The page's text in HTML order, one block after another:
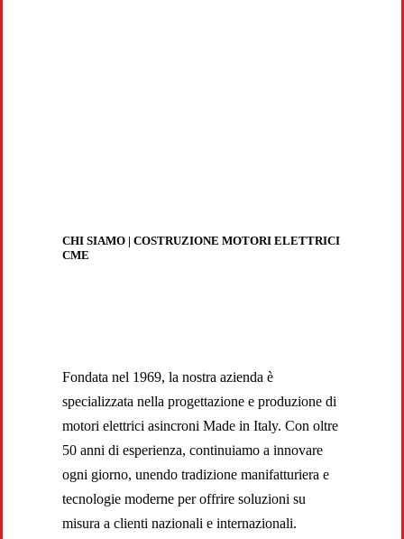
CHI SIAMO | COSTRUZIONE MOTORI ELETTRICI
CME
Fondata nel 1969, la nostra azienda è
specializzata nella progettazione e produzione di
motori elettrici asincroni Made in Italy. Con oltre
50 anni di esperienza, continuiamo a innovare
ogni giorno, unendo tradizione manifatturiera e
tecnologie moderne per offrire soluzioni su
misura a clienti nazionali e internazionali.